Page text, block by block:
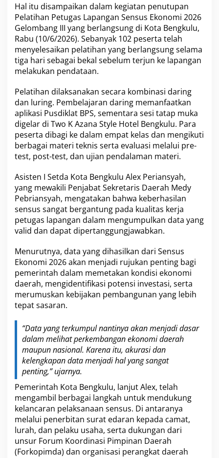
o
m
i
2
0
2
6
Hal itu disampaikan dalam kegiatan penutupan
Pelatihan Petugas Lapangan Sensus Ekonomi 2026
Gelombang III yang berlangsung di Kota Bengkulu,
Rabu (10/6/2026). Sebanyak 102 peserta telah
menyelesaikan pelatihan yang berlangsung selama
tiga hari sebagai bekal sebelum terjun ke lapangan
melakukan pendataan.
Pelatihan dilaksanakan secara kombinasi daring
dan luring. Pembelajaran daring memanfaatkan
aplikasi Pusdiklat BPS, sementara sesi tatap muka
digelar di Two K Azana Style Hotel Bengkulu. Para
peserta dibagi ke dalam empat kelas dan mengikuti
berbagai materi teknis serta evaluasi melalui pre-
test, post-test, dan ujian pendalaman materi.
Asisten I Setda Kota Bengkulu Alex Periansyah,
yang mewakili Penjabat Sekretaris Daerah Medy
Pebriansyah, mengatakan bahwa keberhasilan
sensus sangat bergantung pada kualitas kerja
petugas lapangan dalam mengumpulkan data yang
valid dan dapat dipertanggungjawabkan.
Menurutnya, data yang dihasilkan dari Sensus
Ekonomi 2026 akan menjadi rujukan penting bagi
pemerintah dalam memetakan kondisi ekonomi
daerah, mengidentifikasi potensi investasi, serta
merumuskan kebijakan pembangunan yang lebih
tepat sasaran.
“Data yang terkumpul nantinya akan menjadi dasar
dalam melihat perkembangan ekonomi daerah
maupun nasional. Karena itu, akurasi dan
kelengkapan data menjadi hal yang sangat
penting,” ujarnya.
Pemerintah Kota Bengkulu, lanjut Alex, telah
mengambil berbagai langkah untuk mendukung
kelancaran pelaksanaan sensus. Di antaranya
melalui penerbitan surat edaran kepada camat,
lurah, dan pelaku usaha, serta dukungan dari
unsur Forum Koordinasi Pimpinan Daerah
(Forkopimda) dan organisasi perangkat daerah